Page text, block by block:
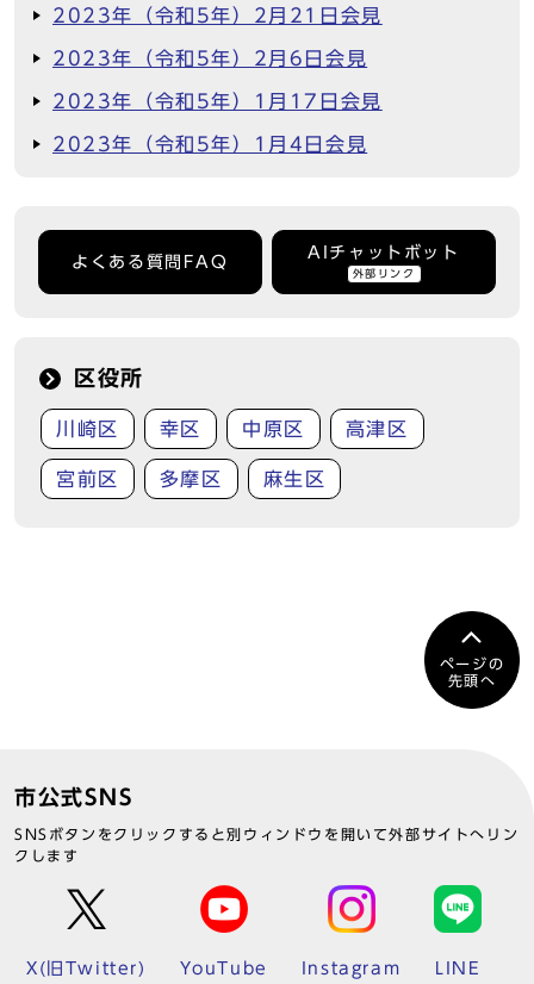
2023年（令和5年）2月21日会見
2023年（令和5年）2月6日会見
2023年（令和5年）1月17日会見
2023年（令和5年）1月4日会見
よくある質問FAQ
AIチャットボット
外部リンク
区役所
川崎区 幸区 中原区 高津区
宮前区 多摩区 麻生区
ページの
先頭へ
市公式SNS
SNSボタンをクリックすると別ウィンドウを開いて外部サイトへリン
クします
X(旧Twitter) YouTube Instagram LINE